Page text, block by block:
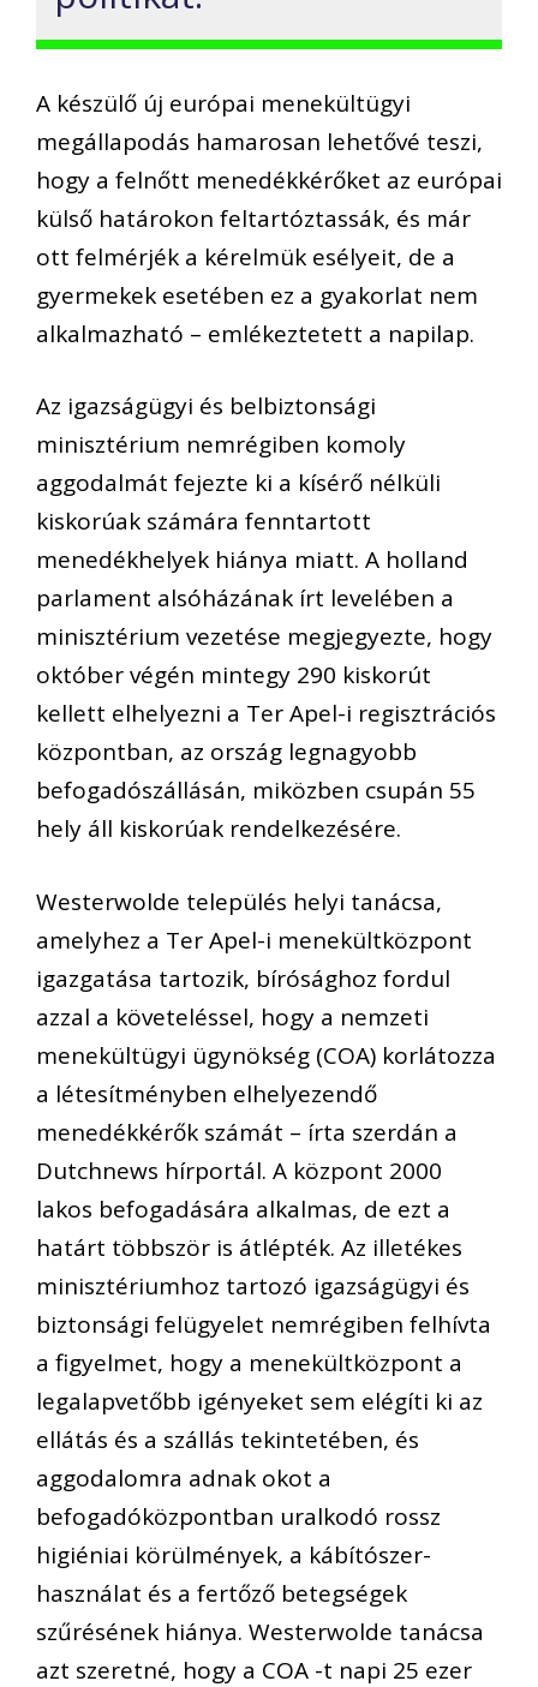
A készülő új európai menekültügyi
megállapodás hamarosan lehetővé teszi,
hogy a felnőtt menedékkérőket az európai
külső határokon feltartóztassák, és már
ott felmérjék a kérelmük esélyeit, de a
gyermekek esetében ez a gyakorlat nem
alkalmazható – emlékeztetett a napilap.
Az igazságügyi és belbiztonsági
minisztérium nemrégiben komoly
aggodalmát fejezte ki a kísérő nélküli
kiskorúak számára fenntartott
menedékhelyek hiánya miatt. A holland
parlament alsóházának írt levelében a
minisztérium vezetése megjegyezte, hogy
október végén mintegy 290 kiskorút
kellett elhelyezni a Ter Apel-i regisztrációs
központban, az ország legnagyobb
befogadószállásán, miközben csupán 55
hely áll kiskorúak rendelkezésére.
Westerwolde település helyi tanácsa,
amelyhez a Ter Apel-i menekültközpont
igazgatása tartozik, bírósághoz fordul
azzal a követeléssel, hogy a nemzeti
menekültügyi ügynökség (COA) korlátozza
a létesítményben elhelyezendő
menedékkérők számát – írta szerdán a
Dutchnews hírportál. A központ 2000
lakos befogadására alkalmas, de ezt a
határt többször is átlépték. Az illetékes
minisztériumhoz tartozó igazságügyi és
biztonsági felügyelet nemrégiben felhívta
a figyelmet, hogy a menekültközpont a
legalapvetőbb igényeket sem elégíti ki az
ellátás és a szállás tekintetében, és
aggodalomra adnak okot a
befogadóközpontban uralkodó rossz
higiéniai körülmények, a kábítószer-
használat és a fertőző betegségek
szűrésének hiánya. Westerwolde tanácsa
azt szeretné, hogy a COA -t napi 25 ezer